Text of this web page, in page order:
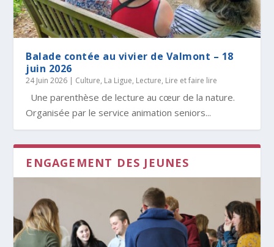
Balade contée au vivier de Valmont – 18
juin 2026
24 Juin 2026 | Culture, La Ligue, Lecture, Lire et faire lire
Une parenthèse de lecture au cœur de la nature.
Organisée par le service animation seniors...
ENGAGEMENT DES JEUNES